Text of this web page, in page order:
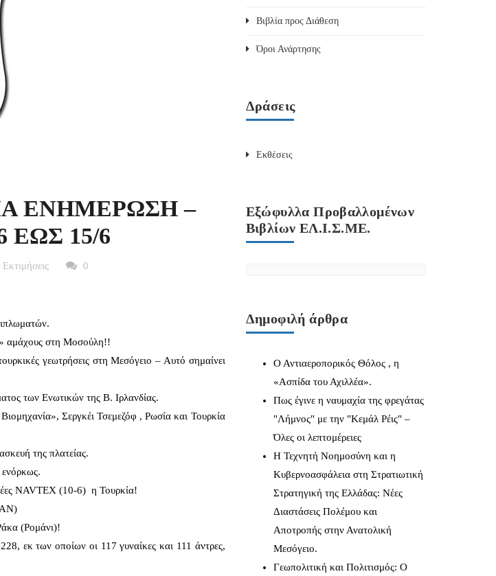
ΕΝΗΜΕΡΩΣΗ –
15/6
Εκτιμήσεις 0
αμάχους στη Μοσούλη!!
γεωτρήσεις στη Μεσόγειο – Αυτό σημαίνει
των Ενωτικών της Β. Ιρλανδίας.
Σεργκέι Τσεμεζόφ , Ρωσία και Τουρκία
της πλατείας.
ενόρκως.
NAVTEX (10-6) η Τουρκία!
(Ρομάνι)!
εκ των οποίων οι 117 γυναίκες και 111 άντρες,
Βιβλία προς Διάθεση
Όροι Ανάρτησης
Δράσεις
Εκθέσεις
Εξώφυλλα Προβαλλομένων
Βιβλίων ΕΛ.Ι.Σ.ΜΕ.
Δημοφιλή άρθρα
Ο Αντιαεροπορικός Θόλος , η
«Ασπίδα του Αχιλλέα».
Πως έγινε η ναυμαχία της φρεγάτας
"Λήμνος" με την "Κεμάλ Ρέις" –
Όλες οι λεπτομέρειες
Η Τεχνητή Νοημοσύνη και η
Κυβερνοασφάλεια στη Στρατιωτική
Στρατηγική της Ελλάδας: Νέες
Διαστάσεις Πολέμου και
Αποτροπής στην Ανατολική
Μεσόγειο.
Γεωπολιτική και Πολιτισμός: Ο